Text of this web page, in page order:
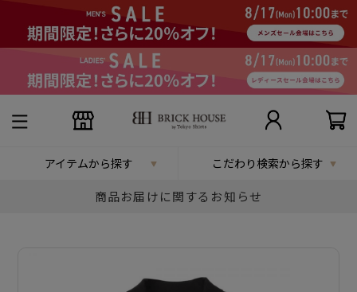
アイテムから探す こだわり検索から探す
商品お届けに関するお知らせ